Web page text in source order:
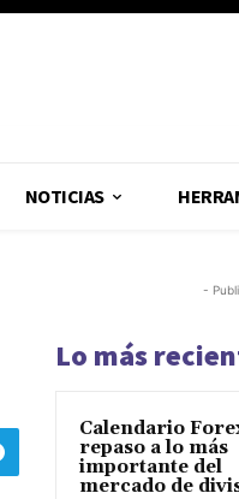
NOTICIAS
-
Lo más
Calendario
repaso a lo más
importante del
mercado de